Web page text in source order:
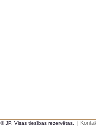
© JP. Visas tiesības rezervētas. |